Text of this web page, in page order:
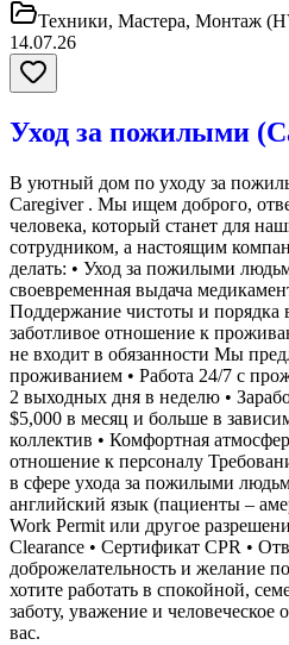
Техники, Мастера, Монтаж
14.07.26
Уход за пожилыми
В уютный дом по уходу за
Caregiver . Мы ищем доброго,
человека, который станет для
сотрудником, а настоящим
делать: • Уход за пожилыми
своевременная выдача
Поддержание чистоты и порядка
заботливое отношение к
не входит в обязанности Мы
проживанием • Работа 24/7 с
2 выходных дня в неделю •
$5,000 в месяц и больше в
коллектив • Комфортная
отношение к персоналу
в сфере ухода за пожилыми
английский язык (пациенты –
Work Permit или другое
Clearance • Сертификат CPR •
доброжелательность и желание
хотите работать в спокойной,
заботу, уважение и человеческое
вас.